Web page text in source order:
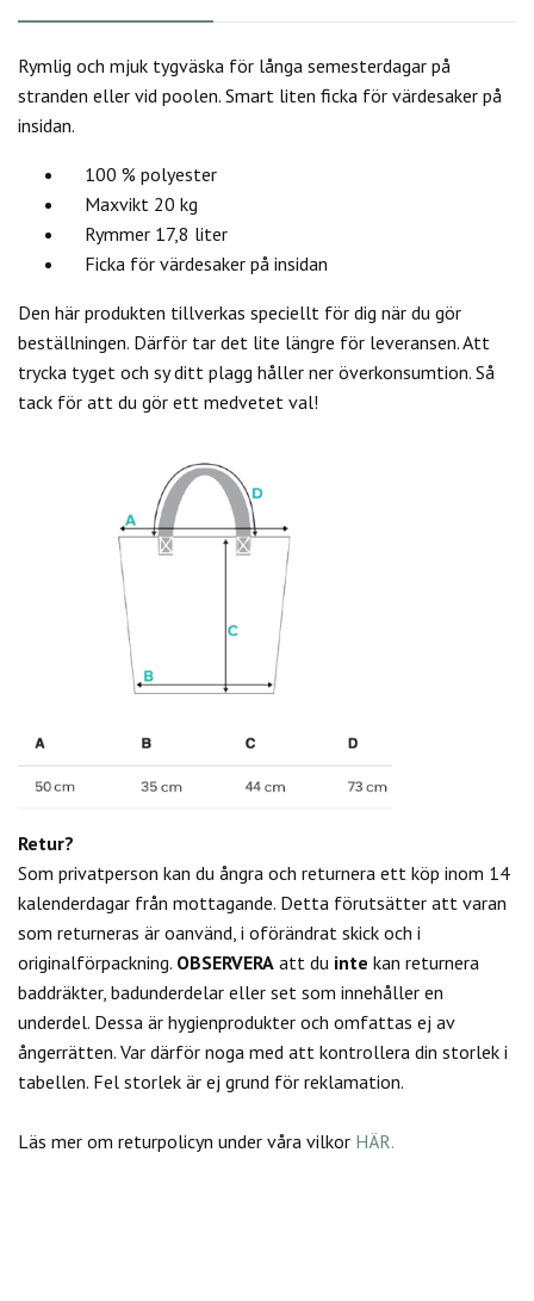
Rymlig och mjuk tygväska för långa semesterdagar på
stranden eller vid poolen. Smart liten ficka för värdesaker på
insidan.
100 % polyester
Maxvikt 20 kg
Rymmer 17,8 liter
Ficka för värdesaker på insidan
Den här produkten tillverkas speciellt för dig när du gör
beställningen. Därför tar det lite längre för leveransen. Att
trycka tyget och sy ditt plagg håller ner överkonsumtion. Så
tack för att du gör ett medvetet val!
Retur?
Som privatperson kan du ångra och returnera ett köp inom 14
kalenderdagar från mottagande. Detta förutsätter att varan
som returneras är oanvänd, i oförändrat skick och i
originalförpackning. OBSERVERA att du inte kan returnera
baddräkter, badunderdelar eller set som innehåller en
underdel. Dessa är hygienprodukter och omfattas ej av
ångerrätten. Var därför noga med att kontrollera din storlek i
tabellen. Fel storlek är ej grund för reklamation.
Läs mer om returpolicyn under våra vilkor HÄR.